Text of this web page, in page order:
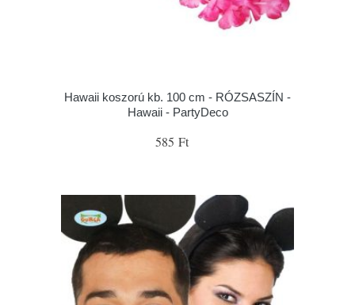
Hawaii koszorú kb. 100 cm - RÓZSASZÍN -
Hawaii - PartyDeco
585 Ft